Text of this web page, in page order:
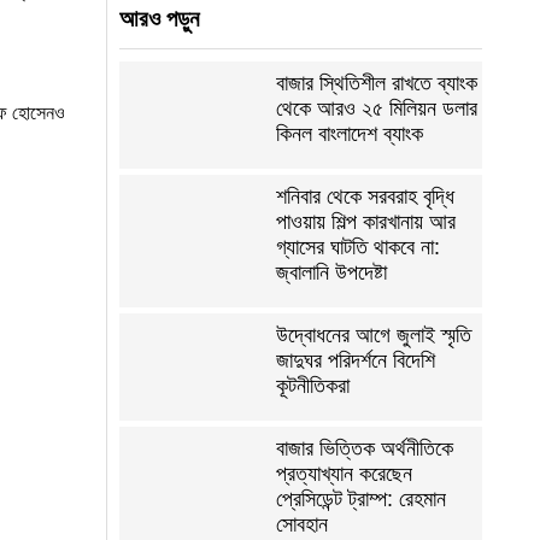
হোসেনও
আরও পড়ুন
বাজার স্থিতিশীল রাখতে ব্যাংক
থেকে আরও ২৫ মিলিয়ন ডলার
কিনল বাংলাদেশ ব্যাংক
শনিবার থেকে সরবরাহ বৃদ্ধি
পাওয়ায় শিল্প কারখানায় আর
গ্যাসের ঘাটতি থাকবে না:
জ্বালানি উপদেষ্টা
উদ্বোধনের আগে জুলাই স্মৃতি
জাদুঘর পরিদর্শনে বিদেশি
কূটনীতিকরা
বাজার ভিত্তিক অর্থনীতিকে
প্রত্যাখ্যান করেছেন
প্রেসিডেন্ট ট্রাম্প: রেহমান
সোবহান